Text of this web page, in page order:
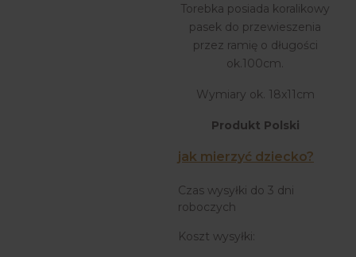
Torebka posiada koralikowy
pasek do przewieszenia
przez ramię o długości
ok.100cm.
Wymiary ok. 18x11cm
Produkt Polski
jak mierzyć dziecko?
Czas wysyłki do 3 dni
roboczych
Koszt wysyłki: